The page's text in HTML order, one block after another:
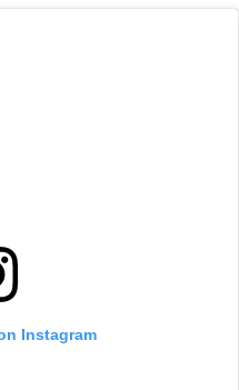
Instagram